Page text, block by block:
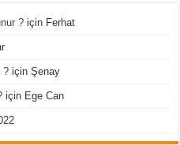
? için Ferhat
? içinŞenay
için Ege Can